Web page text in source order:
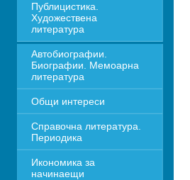
Публицистика.
Художествена
литература
Автобиографии.
Биографии. Мемоарна
литература
Общи интереси
Справочна литература.
Периодика
Икономика за
начинаещи